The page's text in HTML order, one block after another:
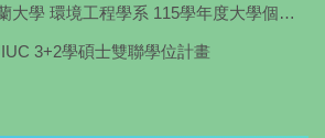
國立宜蘭大學 環境工程學系 115學年度大學個人申請入學面試通知
3+2學碩士雙聯學位計畫